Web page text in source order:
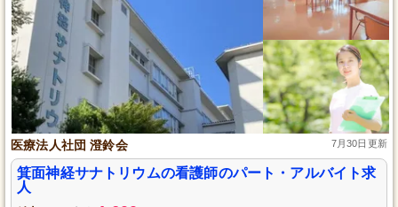
医療法人社団 澄鈴会 7月30日更新
箕面神経サナトリウムの看護師のパート・アルバイト求
人